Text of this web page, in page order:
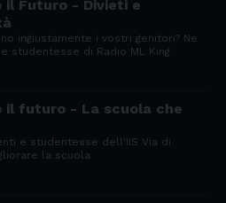
il Futuro - Divieti e
ingiustamente i vostri genitori? Ne
studentesse di Radio ML King
il futuro - La scuola che
e studentesse dell'IIS Via di
la scuola